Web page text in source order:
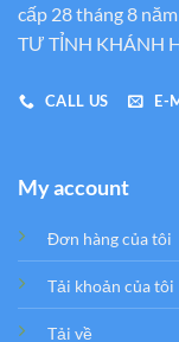
cấp 28 tháng 8
TƯ TỈNH KHÁNH
CALL US E-
My account
Đơn hàng của tôi
Tải khoản của tôi
Tải về